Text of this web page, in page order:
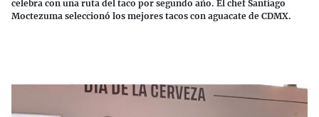
celebra con una ruta del taco por segundo año. El chef Santiago
Moctezuma seleccionó los mejores tacos con aguacate de CDMX.